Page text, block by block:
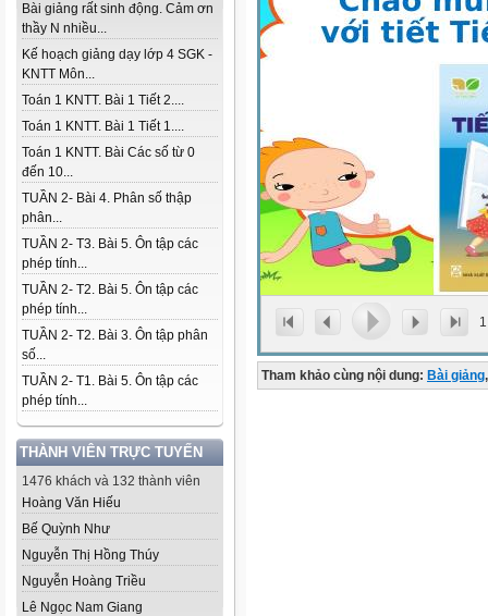
Bài giảng rất sinh động. Cảm ơn
thầy N nhiều...
Kế hoạch giảng dạy lớp 4 SGK -
KNTT Môn...
Toán 1 KNTT. Bài 1 Tiết 2....
Toán 1 KNTT. Bài 1 Tiết 1....
Toán 1 KNTT. Bài Các số từ 0
đến 10...
TUẦN 2- Bài 4. Phân số thập
phân...
TUẦN 2- T3. Bài 5. Ôn tập các
phép tính...
TUẦN 2- T2. Bài 5. Ôn tập các
phép tính...
TUẦN 2- T2. Bài 3. Ôn tập phân
số...
TUẦN 2- T1. Bài 5. Ôn tập các
phép tính...
THÀNH VIÊN TRỰC TUYẾN
1476 khách và 132 thành viên
Hoàng Văn Hiếu
Bế Quỳnh Như
Nguyễn Thị Hồng Thúy
Nguyễn Hoàng Triều
Lê Ngọc Nam Giang
1
Tham khảo cùng nội dung: Bài giảng,